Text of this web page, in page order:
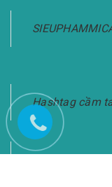
Hashtag cầm